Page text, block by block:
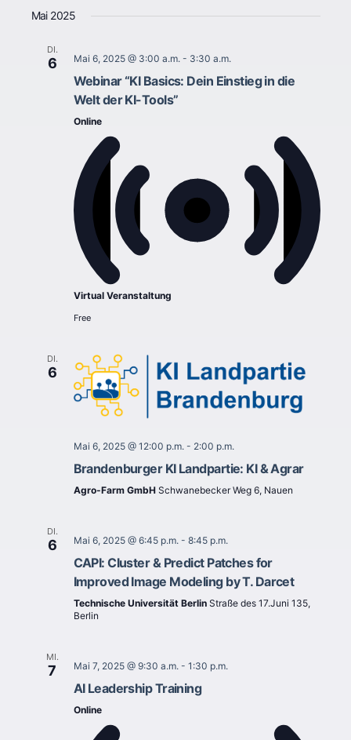
wählen.
Mai 2025
DI.
6 Mai 6, 2025 @ 3:00 a.m.- 3:30 a.m.
Webinar “KI Basics: Dein Einstieg in die
Welt der KI-Tools”
Online
Virtual Veranstaltung
Free
DI.
6
Mai 6, 2025 @ 12:00 p.m. - 2:00 p.m.
Brandenburger KI Landpartie: KI & Agrar
Agro-Farm GmbH Schwanebecker Weg 6, Nauen
DI.
6 Mai 6, 2025 @ 6:45 p.m. - 8:45 p.m.
CAPI: Cluster & Predict Patches for
Improved Image Modeling by T. Darcet
Technische Universität Berlin Straße des 17.Juni 135,
Berlin
MI.
7 Mai 7, 2025 @ 9:30 a.m. - 1:30 p.m.
AI Leadership Training
Online